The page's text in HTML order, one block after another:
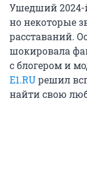
Ушедший 2024-
но некоторые
расставаний.
шокировала
с блогером и
E1.RUрешил
найти свою